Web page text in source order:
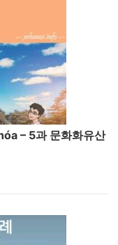
– 5과 문화화유산